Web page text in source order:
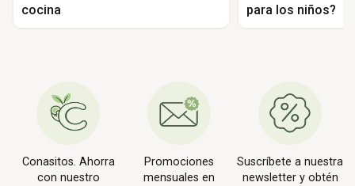
cocina
para los niños?
Conasitos. Ahorra
con nuestro
Promociones
mensuales en
Suscríbete a nuestra
newsletter y obtén